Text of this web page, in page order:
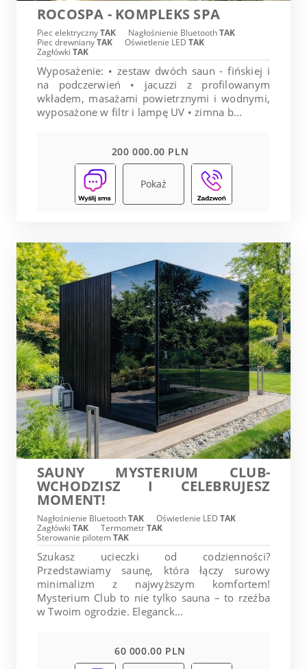
ROCOSPA - KOMPLEKS SPA
Piec elektrycznyTAK Nagłośnienie BluetoothTAK
Piec drewnianyTAK Oświetlenie LED TAK
Zagłówki TAK
Wyposażenie: • zestaw dwóch saun - fińskiej i
na podczerwień • jacuzzi z profilowanym
wkładem, masażami powietrznymi i wodnymi,
wyposażone w filtr i lampę UV • zimna b...
200 000.00 PLN
Pokaż
SAUNY MYSTERIUM CLUB-
WCHODZISZ I CELEBRUJESZ
MOMENT!
Nagłośnienie BluetoothTAK Oświetlenie LED TAK
Zagłówki TAK TermometrTAK
Sterowanie pilotemTAK
Szukasz ucieczki od codzienności?
Przedstawiamy saunę, która łączy surowy
minimalizm z najwyższym komfortem!
Mysterium Club to nie tylko sauna – to rzeźba
w Twoim ogrodzie. Eleganck...
60 000.00 PLN